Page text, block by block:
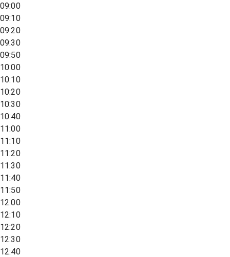
09:00
09:10
09:20
09:30
09:50
10:00
10:10
10:20
10:30
10:40
11:00
11:10
11:20
11:30
11:40
11:50
12:00
12:10
12:20
12:30
12:40